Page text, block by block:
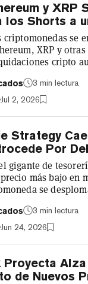
y XRP
los Shorts a
se
XRP y
cripto
por la mañana
tras caer a un
3 min lectura
Jul 2, 2026
Strategy
Por
gigante de
más bajo en
se
Las acciones de
30 minutos
3 min lectura
Jun 24, 2026
Proyecta
de Nuevos